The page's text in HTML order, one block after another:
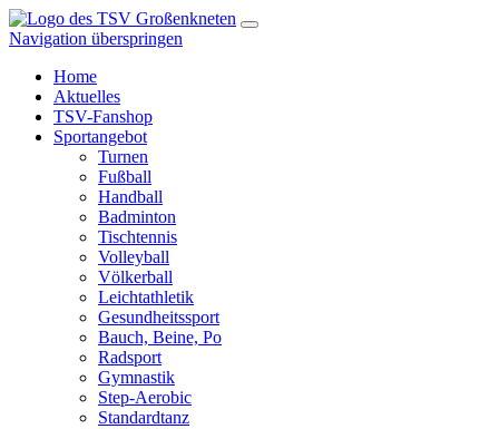
Navigation überspringen
Home
Aktuelles
TSV-Fanshop
Sportangebot
Turnen
Fußball
Handball
Badminton
Tischtennis
Volleyball
Völkerball
Leichtathletik
Gesundheitssport
Bauch, Beine, Po
Radsport
Gymnastik
Step-Aerobic
Standardtanz